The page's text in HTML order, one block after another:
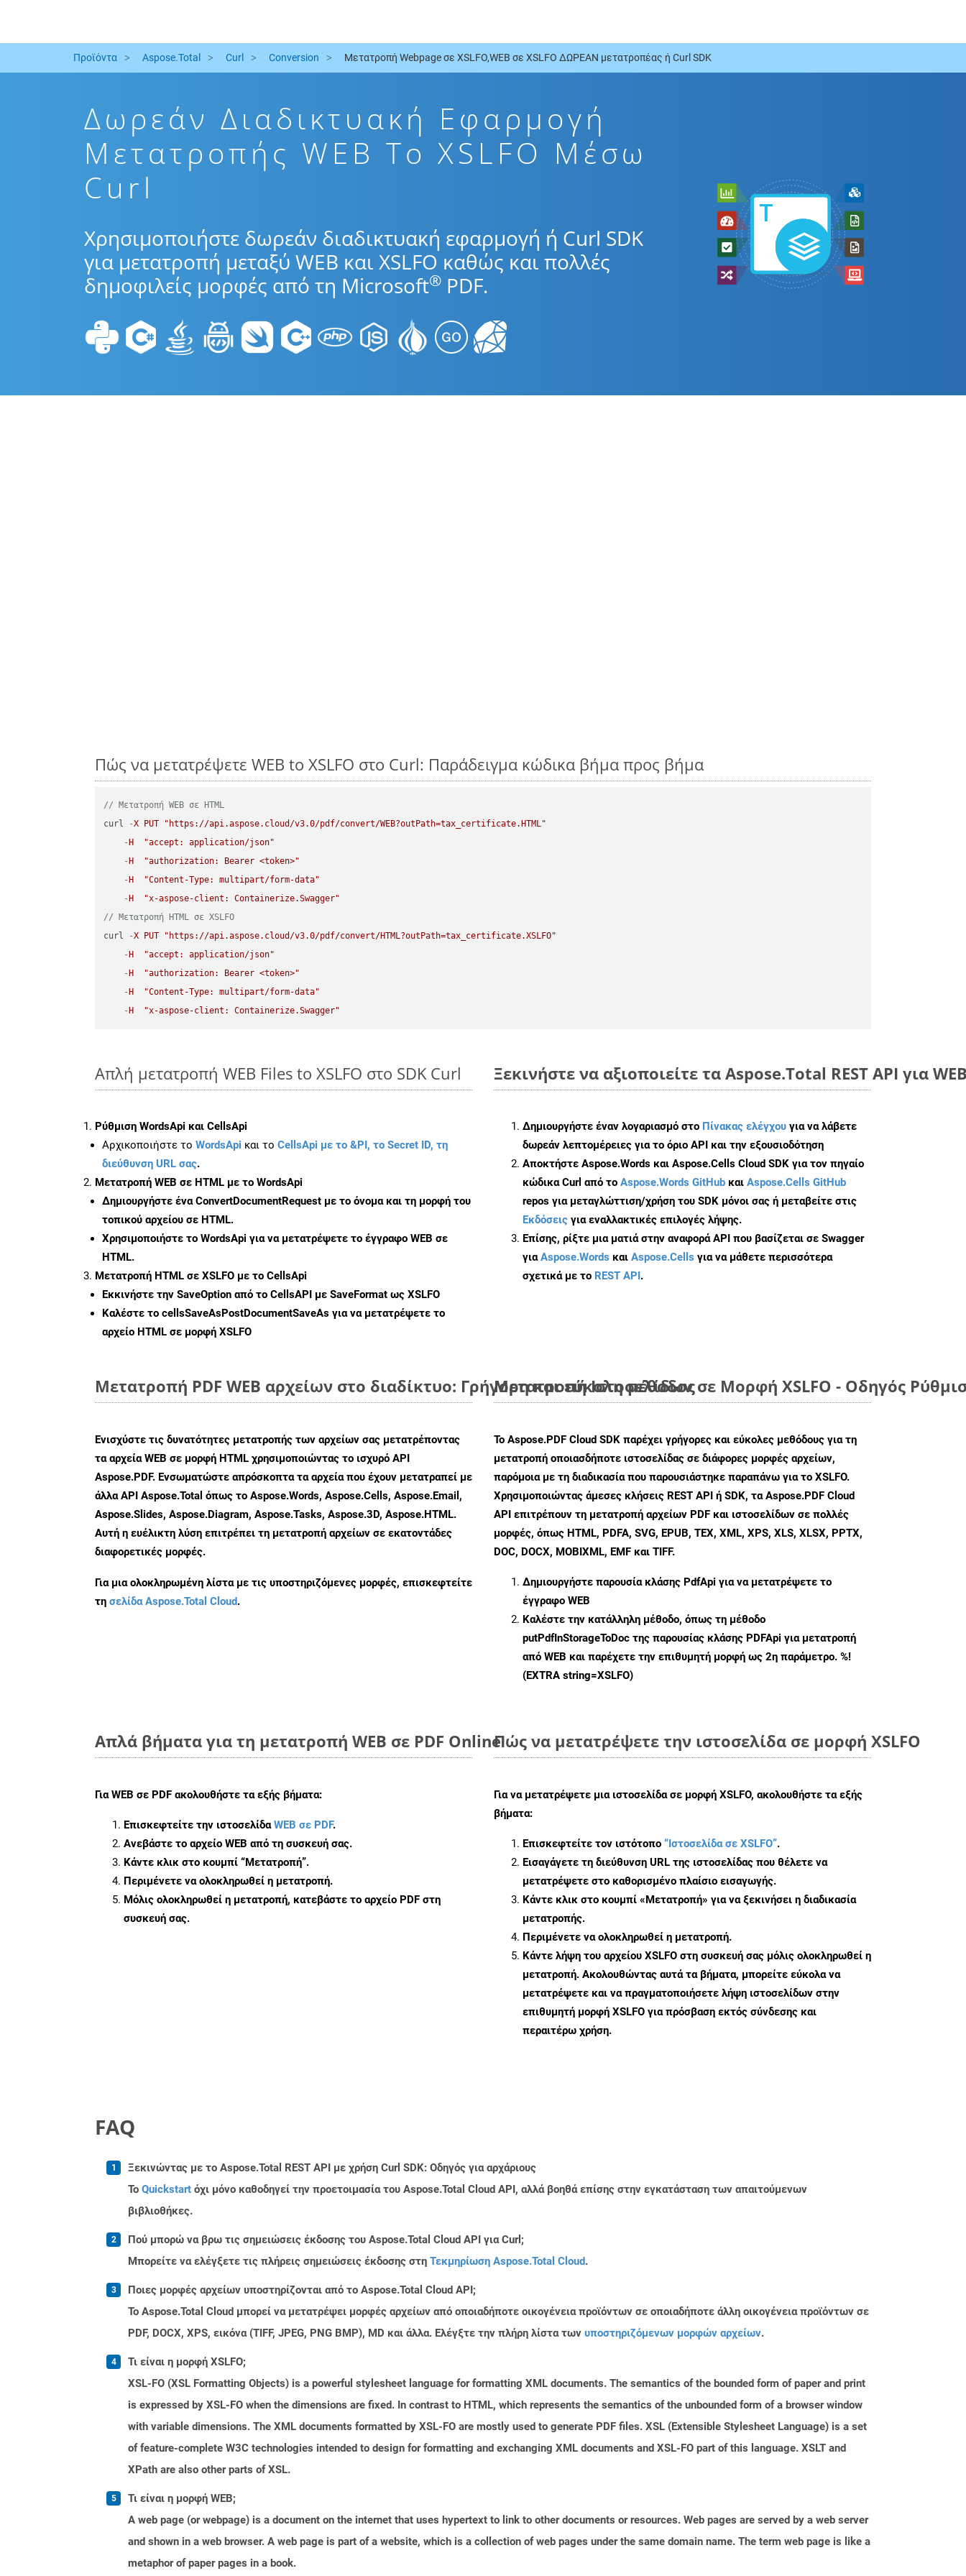
Προϊόντα Aspose.Total Curl Conversion Μετατροπή Webpage σε XSLFO,WEB σε XSLFO ΔΩΡΕΑΝ μετατροπέας ή Curl SDK
Δωρεάν Διαδικτυακή Εφαρμογή
Μετατροπής WEB To XSLFO Μέσω
Curl
Χρησιμοποιήστε δωρεάν διαδικτυακή εφαρμογή ή Curl SDK
για μετατροπή μεταξύ WEB και XSLFO καθώς και πολλές
δημοφιλείς μορφές από τη Microsoft® PDF.
Πώς να μετατρέψετε WEB to XSLFO στο Curl: Παράδειγμα κώδικα βήμα προς βήμα
// Μετατροπή WEB σε HTML
curl
-X PUT
"https://api.aspose.cloud/v3.0/pdf/convert/WEB?outPath=tax_certificate.HTML"
- H
"accept: application/json"
- H
"authorization: Bearer <token>"
- H
"Content-Type: multipart/form-data"
- H
"x-aspose-client: Containerize.Swagger"
// Μετατροπή HTML σε XSLFO
curl
-X PUT
"https://api.aspose.cloud/v3.0/pdf/convert/HTML?outPath=tax_certificate.XSLFO"
- H
"accept: application/json"
- H
"authorization: Bearer <token>"
- H
"Content-Type: multipart/form-data"
- H "x-aspose-client: Containerize.Swagger"
Απλή μετατροπή WEB Files to XSLFO στο SDK Curl
Ρύθμιση WordsApi και CellsApi
Αρχικοποιήστε το WordsApi και το CellsApi με το &PI, το Secret ID, τη
διεύθυνση URL σας.
Μετατροπή WEB σε HTML με το WordsApi
Δημιουργήστε έναConvertDocumentRequest με το όνομα και τη μορφή του
τοπικού αρχείου σε HTML.
Χρησιμοποιήστε το WordsApi για να μετατρέψετε το έγγραφο WEB σε
HTML.
Μετατροπή HTML σε XSLFO με το CellsApi
Εκκινήστε την SaveOption από το CellsAPI με SaveFormat ως XSLFO
Καλέστε το cellsSaveAsPostDocumentSaveAs για να μετατρέψετε το
αρχείο HTML σε μορφή XSLFO
Ξεκινήστε να αξιοποιείτε τα Aspose.Total REST API για
Δημιουργήστε έναν λογαριασμό στο Πίνακας ελέγχου για να λάβετε
δωρεάν λεπτομέρειες για το όριο API και την εξουσιοδότηση
Αποκτήστε Aspose.Words και Aspose.Cells Cloud SDK για τον πηγαίο
κώδικα Curl από το Aspose.Words GitHub και Aspose.Cells GitHub
repos για μεταγλώττιση/χρήση του SDK μόνοι σας ή μεταβείτε στις
Εκδόσεις για εναλλακτικές επιλογές λήψης.
Επίσης, ρίξτε μια ματιά στην αναφορά API που βασίζεται σε Swagger
γιαAspose.Words και Aspose.Cells για να μάθετε περισσότερα
σχετικά με το REST API.
Μετατροπή PDF WEB αρχείων στο διαδίκτυο: Γρήγορη και εύκολη μέθοδος
Ενισχύστε τις δυνατότητες μετατροπής των αρχείων σας μετατρέποντας
τα αρχεία WEB σε μορφή HTML χρησιμοποιώντας το ισχυρό API
Aspose.PDF. Ενσωματώστε απρόσκοπτα τα αρχεία που έχουν μετατραπεί με
άλλα API Aspose.Total όπως το Aspose.Words, Aspose.Cells, Aspose.Email,
Aspose.Slides, Aspose.Diagram, Aspose.Tasks, Aspose.3D, Aspose.HTML.
Αυτή η ευέλικτη λύση επιτρέπει τη μετατροπή αρχείων σε εκατοντάδες
διαφορετικές μορφές.
Για μια ολοκληρωμένη λίστα με τις υποστηριζόμενες μορφές, επισκεφτείτε
τη σελίδα Aspose.Total Cloud.
Μετατροπή Ιστοσελίδων σε Μορφή XSLFO - Οδηγός
Το Aspose.PDF Cloud SDK παρέχει γρήγορες και εύκολες μεθόδους για τη
μετατροπή οποιασδήποτε ιστοσελίδας σε διάφορες μορφές αρχείων,
παρόμοια με τη διαδικασία που παρουσιάστηκε παραπάνω για το XSLFO.
Χρησιμοποιώντας άμεσες κλήσεις REST API ή SDK, τα Aspose.PDF Cloud
API επιτρέπουν τη μετατροπή αρχείων PDF και ιστοσελίδων σε πολλές
μορφές, όπως HTML, PDFA, SVG, EPUB, TEX, XML, XPS, XLS, XLSX, PPTX,
DOC, DOCX, MOBIXML, EMF και TIFF.
Δημιουργήστε παρουσία κλάσης PdfApi για να μετατρέψετε το
έγγραφο WEB
Καλέστε την κατάλληλη μέθοδο, όπως τη μέθοδο
putPdfInStorageToDoc της παρουσίας κλάσης PDFApi για μετατροπή
από WEB και παρέχετε την επιθυμητή μορφή ως 2η παράμετρο. %!
(EXTRA string=XSLFO)
Απλά βήματα για τη μετατροπή WEB σε PDF Online
ΓιαWEB σε PDF ακολουθήστε τα εξής βήματα:
Επισκεφτείτε την ιστοσελίδαWEB σε PDF.
Ανεβάστε το αρχείο WEB από τη συσκευή σας.
Κάντε κλικ στο κουμπί “Μετατροπή”.
Περιμένετε να ολοκληρωθεί η μετατροπή.
Μόλις ολοκληρωθεί η μετατροπή, κατεβάστε το αρχείο PDF στη
συσκευή σας.
Πώς να μετατρέψετε την ιστοσελίδα σε μορφή XSLFO
Για να μετατρέψετε μια ιστοσελίδα σε μορφή XSLFO, ακολουθήστε τα εξής
βήματα:
Επισκεφτείτε τον ιστότοπο “Ιστοσελίδα σε XSLFO”.
Εισαγάγετε τη διεύθυνση URL της ιστοσελίδας που θέλετε να
μετατρέψετε στο καθορισμένο πλαίσιο εισαγωγής.
Κάντε κλικ στο κουμπί «Μετατροπή» για να ξεκινήσει η διαδικασία
μετατροπής.
Περιμένετε να ολοκληρωθεί η μετατροπή.
Κάντε λήψη του αρχείου XSLFO στη συσκευή σας μόλις ολοκληρωθεί η
μετατροπή. Ακολουθώντας αυτά τα βήματα, μπορείτε εύκολα να
μετατρέψετε και να πραγματοποιήσετε λήψη ιστοσελίδων στην
επιθυμητή μορφή XSLFO για πρόσβαση εκτός σύνδεσης και
περαιτέρω χρήση.
FAQ
Ξεκινώντας με το Aspose.Total REST API με χρήση Curl SDK: Οδηγός για αρχάριους
Το Quickstart όχι μόνο καθοδηγεί την προετοιμασία του Aspose.Total Cloud API, αλλά βοηθά επίσης στην εγκατάσταση των απαιτούμενων
βιβλιοθήκες.
Πού μπορώ να βρω τις σημειώσεις έκδοσης του Aspose.Total Cloud API για Curl;
Μπορείτε να ελέγξετε τις πλήρεις σημειώσεις έκδοσης στη Τεκμηρίωση Aspose.Total Cloud.
Ποιες μορφές αρχείων υποστηρίζονται από το Aspose.Total Cloud API;
Το Aspose.Total Cloud μπορεί να μετατρέψει μορφές αρχείων από οποιαδήποτε οικογένεια προϊόντων σε οποιαδήποτε άλλη οικογένεια προϊόντων σε
PDF, DOCX, XPS, εικόνα (TIFF, JPEG, PNG BMP), MD και άλλα. Ελέγξτε την πλήρη λίστα των υποστηριζόμενων μορφών αρχείων.
Τι είναι η μορφή XSLFO;
XSL-FO (XSL Formatting Objects) is a powerful stylesheet language for formatting XML documents. The semantics of the bounded form of paper and print
is expressed by XSL-FO when the dimensions are fixed. In contrast to HTML, which represents the semantics of the unbounded form of a browser window
with variable dimensions. The XML documents formatted by XSL-FO are mostly used to generate PDF files. XSL (Extensible Stylesheet Language) is a set
of feature-complete W3C technologies intended to design for formatting and exchanging XML documents and XSL-FO part of this language. XSLT and
XPath are also other parts of XSL.
Τι είναι η μορφή WEB;
A web page (or webpage) is a document on the internet that uses hypertext to link to other documents or resources. Web pages are served by a web server
and shown in a web browser. A web page is part of a website, which is a collection of web pages under the same domain name. The term web page is like a
metaphor of paper pages in a book.